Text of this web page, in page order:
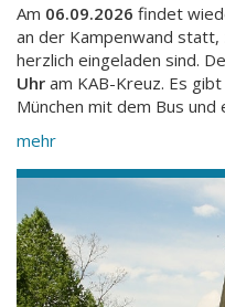
Am 06.09.2026 findet
an der Kampenwand
herzlich eingeladen sind.
Uhr am KAB-Kreuz. Es
München mit dem Bus
mehr